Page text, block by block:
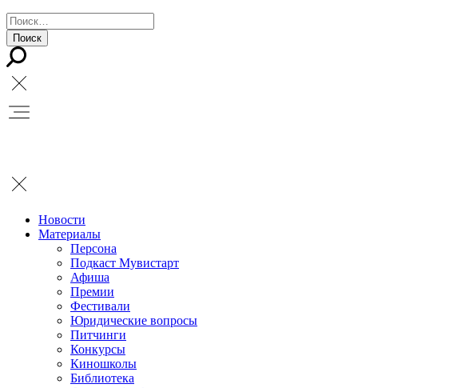
Новости
Материалы
Персона
Подкаст Мувистарт
Афиша
Премии
Фестивали
Юридические вопросы
Питчинги
Конкурсы
Киношколы
Библиотека